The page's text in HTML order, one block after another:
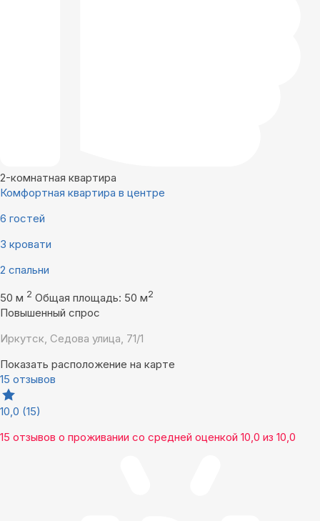
2-комнатная квартира
Комфортная квартира в центре
6 гостей
3 кровати
2 спальни
50 м 2 Общая площадь: 50 м2
Повышенный спрос
Иркутск, Седова улица, 71/1
Показать расположение на карте
15 отзывов
10,0 (15)
15 отзывов о проживании со средней оценкой 10,0 из 10,0